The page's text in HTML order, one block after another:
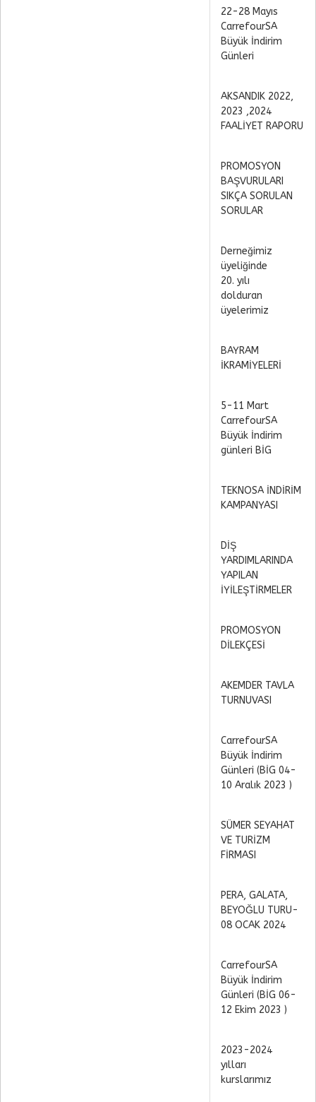
22-28 Mayıs
CarrefourSA
Büyük İndirim
Günleri
AKSANDIK 2022,
2023 ,2024
FAALİYET RAPORU
PROMOSYON
BAŞVURULARI
SIKÇA SORULAN
SORULAR
Derneğimiz
üyeliğinde
20. yılı
dolduran
üyelerimiz
BAYRAM
İKRAMİYELERİ
5-11 Mart
CarrefourSA
Büyük İndirim
günleri BİG
TEKNOSA İNDİRİM
KAMPANYASI
DİŞ
YARDIMLARINDA
YAPILAN
İYİLEŞTİRMELER
PROMOSYON
DİLEKÇESİ
AKEMDER TAVLA
TURNUVASI
CarrefourSA
Büyük İndirim
Günleri (BİG 04-
10 Aralık 2023 )
SÜMER SEYAHAT
VE TURİZM
FİRMASI
PERA, GALATA,
BEYOĞLU TURU-
08 OCAK 2024
CarrefourSA
Büyük İndirim
Günleri (BİG 06-
12 Ekim 2023 )
2023-2024
yılları
kurslarımız